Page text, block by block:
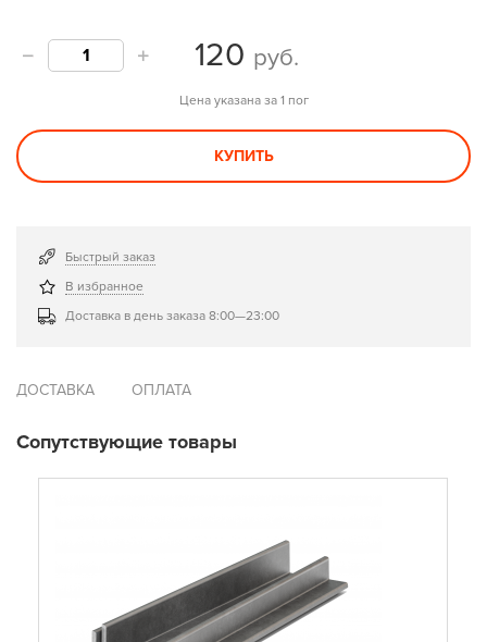
120 руб.
Цена указана за 1 пог
КУПИТЬ
Быстрый заказ
В избранное
Доставка в день заказа 8:00—23:00
ДОСТАВКА ОПЛАТА
Сопутствующие товары